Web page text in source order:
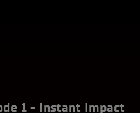
1 - Instant Impact